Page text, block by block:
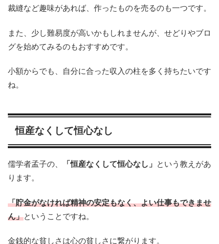
裁縫など趣味があれば、作ったものを売るのも一つです。
また、少し難易度が高いかもしれませんが、せどりやブロ
グを始めてみるのもおすすめです。
小額からでも、自分に合った収入の柱を多く持ちたいです
ね。
恒産なくして恒心なし
儒学者孟子の、 「恒産なくして恒心なし」
という教えがあ
ります。
「貯金がなければ精神の安定もなく、よい仕事もできませ
ん」ということですね。
金銭的な貧しさは心の貧しさに繋がります。